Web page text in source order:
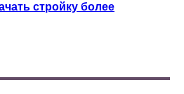
стройку более